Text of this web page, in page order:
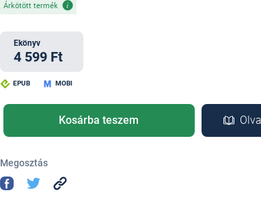
Árkötött termék
Ekönyv
4 599 Ft
EPUB MOBI
Kosárba teszem
Megosztás